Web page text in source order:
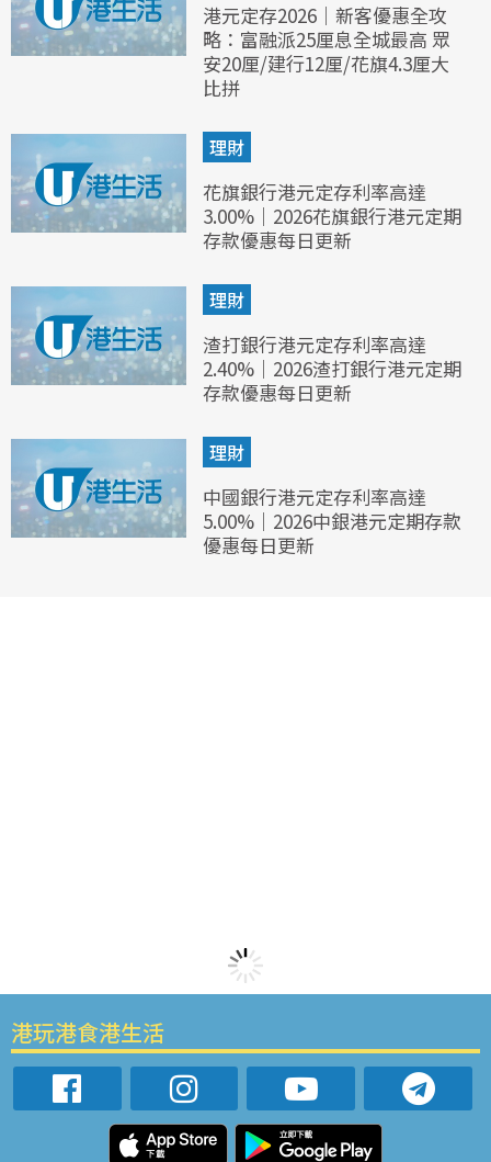
港元定存2026｜新客優惠全攻
略：富融派25厘息全城最高 眾
安20厘/建行12厘/花旗4.3厘大
比拼
理財
花旗銀行港元定存利率高達
3.00%｜2026花旗銀行港元定期
存款優惠每日更新
理財
渣打銀行港元定存利率高達
2.40%｜2026渣打銀行港元定期
存款優惠每日更新
理財
中國銀行港元定存利率高達
5.00%｜2026中銀港元定期存款
優惠每日更新
港玩港食港生活